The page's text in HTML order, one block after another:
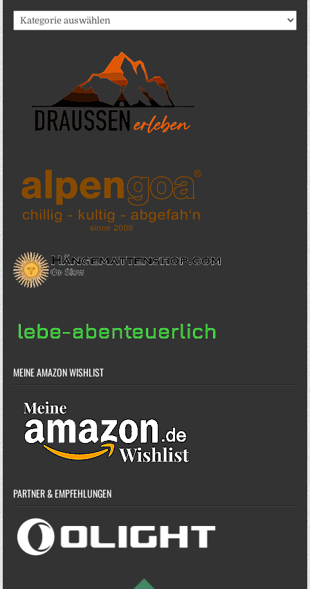
Katergorien
MEINE AMAZON WISHLIST
PARTNER & EMPFEHLUNGEN